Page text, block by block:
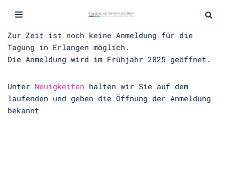
Inhalt
springen
Zur Zeit ist noch keine Anmeldung für die
Tagung in Erlangen möglich.
Die Anmeldung wird im Frühjahr 2025 geöffnet.
Unter Neuigkeiten halten wir Sie auf dem
laufenden und geben die Öffnung der Anmeldung
bekannt